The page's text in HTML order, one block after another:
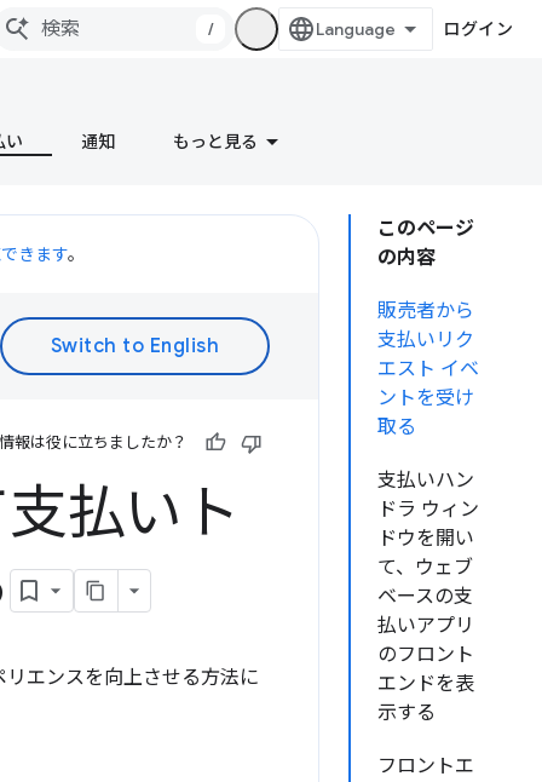
/ ログイン
い 通知 もっと見る
このページ
の内容
販売者から
支払いリク
エスト イベ
ントを受け
取る
支払いハン
ドラ ウィン
ドウを開い
て、ウェブ
ベースの支
払いアプリ
のフロント
エンドを表
示する
フロントエ
きます。
報は役に立ちましたか？
払いト
エンスを向上させる方法に